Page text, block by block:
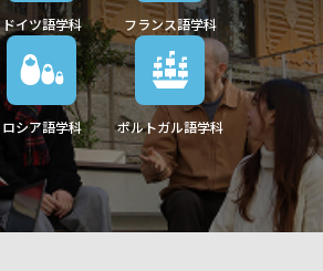
ドイツ語学科 フランス語学科
ロシア語学科 ポルトガル語学科